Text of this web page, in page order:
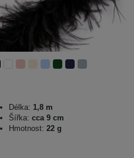
Délka: 1,8 m
Šířka: cca 9 cm
Hmotnost: 22 g